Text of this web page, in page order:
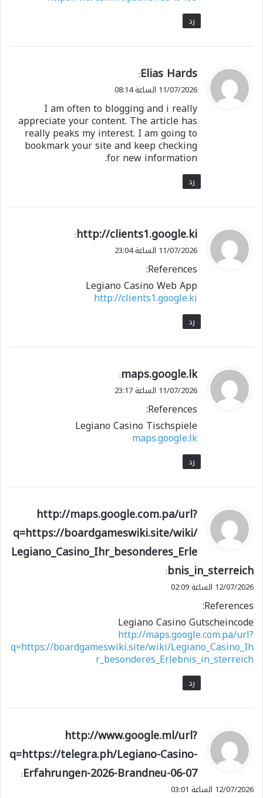
فيس بوك X
رد
ي
ق
ل
Elias Hards
:
11/07/2026 الساعة 08:14
I am often to blogging and i really
appreciate your content. The article has
really peaks my interest. I am going to
bookmark your site and keep checking
for new information.
رد
ي
ق
ل
http://clients1.google.ki
:
11/07/2026 الساعة 23:04
References:
Legiano Casino Web App
http://clients1.google.ki
رد
ي
ق
ل
maps.google.lk
:
11/07/2026 الساعة 23:17
References:
Legiano Casino Tischspiele
maps.google.lk
رد
ي
ق
و
ل
http://maps.google.com.pa/url?
q=https://boardgameswiki.site/wiki/
Legiano_Casino_Ihr_besonderes_Erle
bnis_in_sterreich
:
12/07/2026 الساعة 02:09
References:
Legiano Casino Gutscheincode
http://maps.google.com.pa/url?
q=https://boardgameswiki.site/wiki/Legiano_Casino_Ih
r_besonderes_Erlebnis_in_sterreich
رد
ي
و
ل
http://www.google.ml/url?
q=https://telegra.ph/Legiano-Casino-
Erfahrungen-2026-Brandneu-06-07
:
12/07/2026 الساعة 03:01